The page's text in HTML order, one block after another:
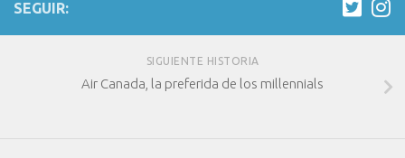
SEGUIR:
SIGUIENTE HISTORIA
Air Canada, la preferida de los millennials